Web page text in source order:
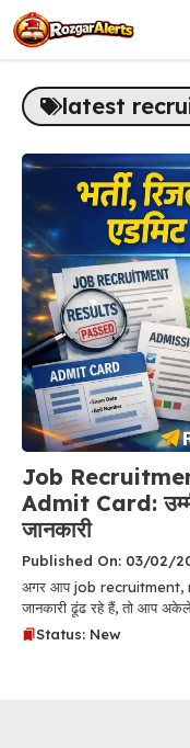
Skip
to
content
latest
Job
Admit Card:
जानकारी
Published On: 03/02/
अगर आप job recruitment,
जानकारी ढूंढ रहे हैं, तो आप
Status: New